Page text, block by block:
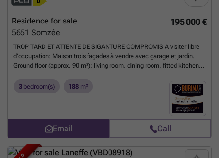
195 000 €
Residence for sale
5651 Somzée
TROP TARD ET ATTENTE DE SIGANTURE COMPROMIS A visiter libre
d'occupation: Maison trois façades à vendre avec garage et jardin.
Ground floor (approx. 90 m²): living room, dining room, fitted kitchen,
60 m²): night hall, three bedrooms (10 m², 16 and 12 m²), laundry
room, bathroom with WC. Second floor: unfinished attic. Cellar of
approx. 13 m². Axis Charleroi - Couvin Charleroi. EPB D : 326 Kwh/m²
year. Further information and 360° virtual tour on ### Description
non-contractual and may be subject to errors or omissions.Want to
know more?
3 bedroom(s) 188 m²
Email Call